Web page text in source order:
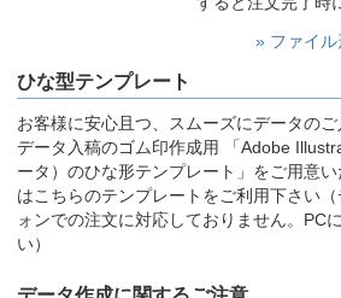
» ファイ
ひな型テンプレート
お客様に安心且つ、スムーズにデータのご
データ入稿のゴム印作成用 「Adobe
ータ）のひな形テンプレート」をご用意
はこちらのテンプレートをご利用下さい
ォンでの注文に対応しておりません。PC
い）